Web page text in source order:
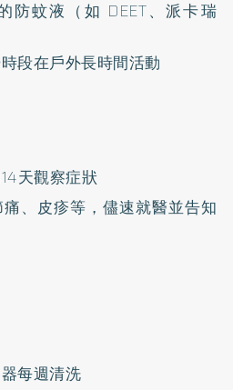
防蚊液（如 DEET、派卡瑞
段在戶外長時間活動
天觀察症狀
、皮疹等，儘速就醫並告知
每週清洗